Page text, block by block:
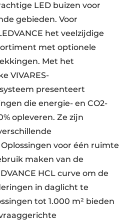
LED buizen voor
gebieden. Voor
het veelzijdige
met optionele
Met het
VIVARES-
presenteert
die energie- en CO2-
opleveren. Ze zijn
voor één ruimte
maken van de
HCL curve om de
in daglicht te
tot 1.000 m² bieden